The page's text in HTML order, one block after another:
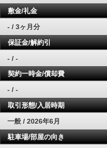
敷金/礼金
- / 3ヶ月分
保証金/解約引
- / -
契約一時金/償却費
- / -
取引形態/入居時期
一般 / 2026年6月
駐車場/部屋の向き